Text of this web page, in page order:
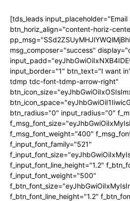
[tds_leads input_placeholder="Email
btn_horiz_align="content-horiz-
msg_composer="success"
input_border="1" btn_text="I want
tdmp tdc-font-tdmp-arrow-right"
btn_radius="0" input_radius="0"
f_msg_font_weight="400"
f_input_font_family="521"
f_input_font_line_height="1.2"
f_input_font_weight="500"
f_btn_font_line_height="1.2"